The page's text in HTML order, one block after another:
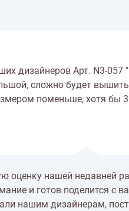
дизайнеров Арт. N3-057
сложно будет
поменьше, хотя бы
оценку нашей недавней
и готов поделится с
нашим дизайнерам,